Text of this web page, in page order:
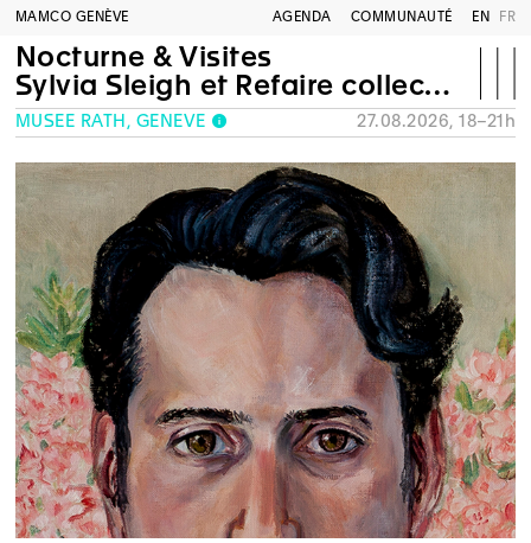
MAMCO GENÈVE AGENDA COMMUNAUTÉ EN FR
Nocturne & Visites
Sylvia Sleigh et Refaire collection
MUSÉE RATH, GENÈVE 27.08.2026, 18–21h